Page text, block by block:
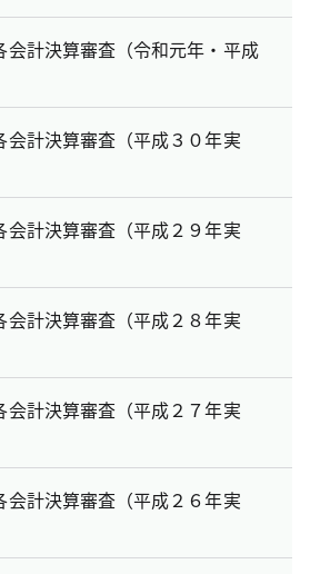
会計決算審査（令和元年・平成
会計決算審査（平成３０年実
会計決算審査（平成２９年実
会計決算審査（平成２８年実
会計決算審査（平成２７年実
会計決算審査（平成２６年実